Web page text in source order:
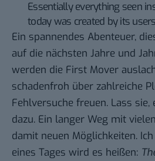
Essentially everything seen
today was created by its
Ein spannendes Abenteuer,
auf die nächsten Jahre und
werden die First Mover
schadenfroh über zahlreiche
Fehlversuche freuen. Lass
dazu. Ein langer Weg mit
damit neuen Möglichkeiten.
eines Tages wird es heißen: